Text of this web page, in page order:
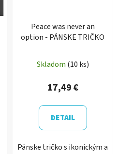
Peace was never an
option - PÁNSKE TRIČKO
Skladom (10 ks)
17,49 €
DETAIL
Pánske tričko s ikonickým a